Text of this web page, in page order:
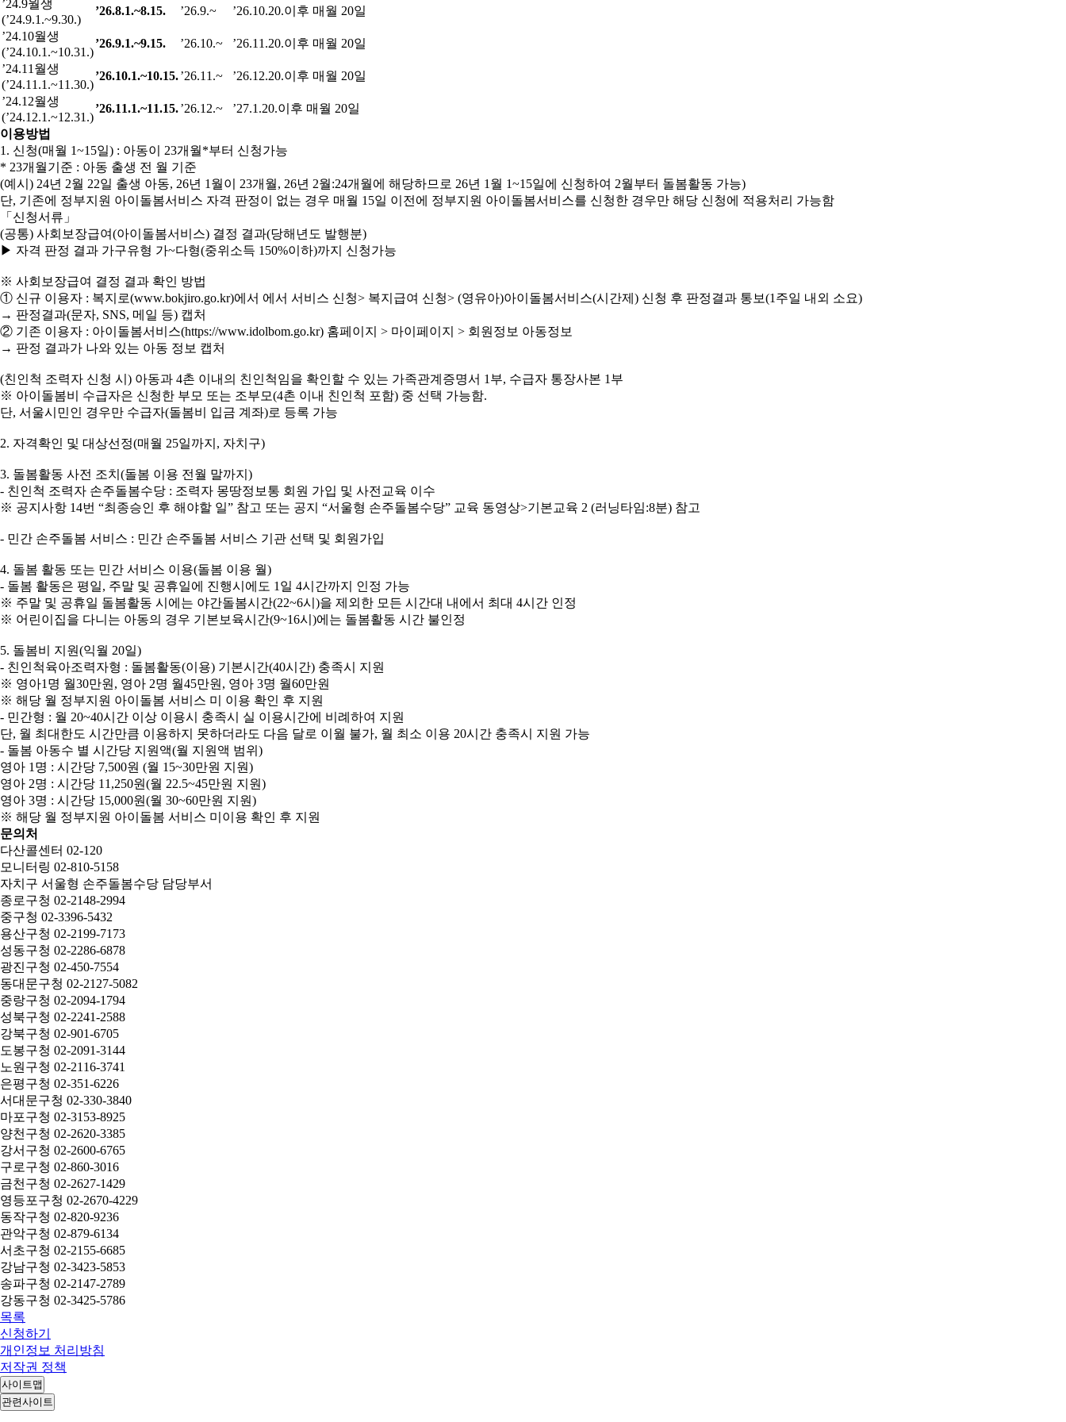
’24.9월생
(’24.9.1.~9.30.)
’26.8.1.~8.15. ’26.9.~
’26.10.20.이후 매월 20일
’24.10월생
(’24.10.1.~10.31.)
’26.9.1.~9.15. ’26.10.~
’26.11.20.이후 매월 20일
’24.11월생
(’24.11.1.~11.30.)
’26.10.1.~10.15.’26.11.~
’26.12.20.이후 매월 20일
’24.12월생
(’24.12.1.~12.31.)
’26.11.1.~11.15.’26.12.~
’27.1.20.이후 매월 20일
이용방법
1. 신청(매월 1~15일) : 아동이 23개월*부터 신청가능
* 23개월기준 : 아동 출생 전 월 기준
(예시) 24년 2월 22일 출생 아동, 26년 1월이 23개월, 26년 2월:24개월에 해당하므로 26년 1월 1~15일에 신청하여 2월부터 돌봄활동 가능)
단, 기존에 정부지원 아이돌봄서비스 자격 판정이 없는 경우 매월 15일 이전에 정부지원 아이돌봄서비스를 신청한 경우만 해당 신청에 적용처리 가능함
「신청서류」
(공통) 사회보장급여(아이돌봄서비스) 결정 결과(당해년도 발행분)
▶ 자격 판정 결과 가구유형 가~다형(중위소득 150%이하)까지 신청가능
※ 사회보장급여 결정 결과 확인 방법
① 신규 이용자 : 복지로(www.bokjiro.go.kr)에서 에서 서비스 신청> 복지급여 신청> (영유아)아이돌봄서비스(시간제) 신청 후 판정결과 통보(1주일 내외 소요)
→ 판정결과(문자, SNS, 메일 등) 캡처
② 기존 이용자 : 아이돌봄서비스(https://www.idolbom.go.kr) 홈페이지 > 마이페이지 > 회원정보 아동정보
→ 판정 결과가 나와 있는 아동 정보 캡처
(친인척 조력자 신청 시) 아동과 4촌 이내의 친인척임을 확인할 수 있는 가족관계증명서 1부, 수급자 통장사본 1부
※ 아이돌봄비 수급자은 신청한 부모 또는 조부모(4촌 이내 친인척 포함) 중 선택 가능함.
단, 서울시민인 경우만 수급자(돌봄비 입금 계좌)로 등록 가능
2. 자격확인 및 대상선정(매월 25일까지, 자치구)
3. 돌봄활동 사전 조치(돌봄 이용 전월 말까지)
- 친인척 조력자 손주돌봄수당 : 조력자 몽땅정보통 회원 가입 및 사전교육 이수
※ 공지사항 14번 “최종승인 후 해야할 일” 참고 또는 공지 “서울형 손주돌봄수당” 교육 동영상>기본교육 2 (러닝타임:8분) 참고
- 민간 손주돌봄 서비스 : 민간 손주돌봄 서비스 기관 선택 및 회원가입
4. 돌봄 활동 또는 민간 서비스 이용(돌봄 이용 월)
- 돌봄 활동은 평일, 주말 및 공휴일에 진행시에도 1일 4시간까지 인정 가능
※ 주말 및 공휴일 돌봄활동 시에는 야간돌봄시간(22~6시)을 제외한 모든 시간대 내에서 최대 4시간 인정
※ 어린이집을 다니는 아동의 경우 기본보육시간(9~16시)에는 돌봄활동 시간 불인정
5. 돌봄비 지원(익월 20일)
- 친인척육아조력자형 : 돌봄활동(이용) 기본시간(40시간) 충족시 지원
※ 영아1명 월30만원, 영아 2명 월45만원, 영아 3명 월60만원
※ 해당 월 정부지원 아이돌봄 서비스 미 이용 확인 후 지원
- 민간형 : 월 20~40시간 이상 이용시 충족시 실 이용시간에 비례하여 지원
단, 월 최대한도 시간만큼 이용하지 못하더라도 다음 달로 이월 불가, 월 최소 이용 20시간 충족시 지원 가능
- 돌봄 아동수 별 시간당 지원액(월 지원액 범위)
영아 1명 : 시간당 7,500원 (월 15~30만원 지원)
영아 2명 : 시간당 11,250원(월 22.5~45만원 지원)
영아 3명 : 시간당 15,000원(월 30~60만원 지원)
※ 해당 월 정부지원 아이돌봄 서비스 미이용 확인 후 지원
문의처
다산콜센터 02-120
모니터링 02-810-5158
자치구 서울형 손주돌봄수당 담당부서
종로구청 02-2148-2994
중구청 02-3396-5432
용산구청 02-2199-7173
성동구청 02-2286-6878
광진구청 02-450-7554
동대문구청 02-2127-5082
중랑구청 02-2094-1794
성북구청 02-2241-2588
강북구청 02-901-6705
도봉구청 02-2091-3144
노원구청 02-2116-3741
은평구청 02-351-6226
서대문구청 02-330-3840
마포구청 02-3153-8925
양천구청 02-2620-3385
강서구청 02-2600-6765
구로구청 02-860-3016
금천구청 02-2627-1429
영등포구청 02-2670-4229
동작구청 02-820-9236
관악구청 02-879-6134
서초구청 02-2155-6685
강남구청 02-3423-5853
송파구청 02-2147-2789
강동구청 02-3425-5786
목록
신청하기
개인정보 처리방침
저작권 정책
사이트맵
관련사이트